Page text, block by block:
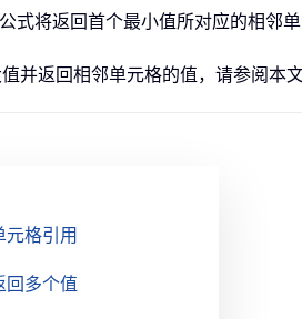
式将返回首个最小值所对应的相邻单
并返回相邻单元格的值，请参阅本
元格引用
回多个值